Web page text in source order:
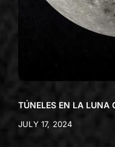
TÚNELES EN LA LUNA
JULY 17, 2024